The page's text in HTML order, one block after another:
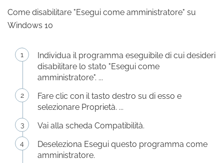
Come disabilitare "Esegui come amministratore" su
Windows 10
Individua il programma eseguibile di cui desideri
disabilitare lo stato "Esegui come
amministratore". ...
Fare clic con il tasto destro su di esso e
selezionare Proprietà. ...
Vai alla scheda Compatibilità.
Deseleziona Esegui questo programma come
amministratore.